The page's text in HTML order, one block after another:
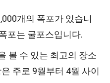
개의 폭포가 있습니
포는 굴포스입니다.
볼 수 있는 최고의 장소
주로 9월부터 4월 사이